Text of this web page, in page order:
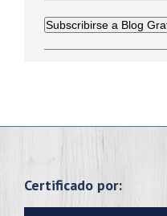
Subscribirse a Blog
Certificado por: